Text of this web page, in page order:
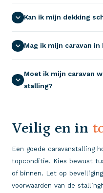
Kan ik mijn dekking
Mag ik mijn caravan
Moet ik mijn caravan
stalling?
Veilig en in
Een goede caravanstalling
topconditie. Kies bewust
of binnen. Let op
voorwaarden van de